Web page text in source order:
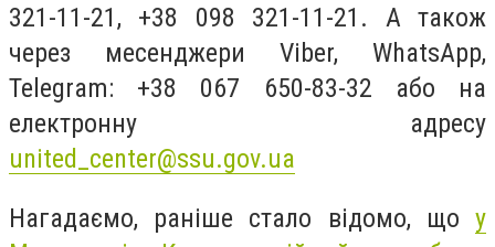
321-11-21, +38 098 321-11-21. А також
через месенджери Viber, WhatsApp,
Telegram: +38 067 650-83-32 або на
електронну адресу
united_center@ssu.gov.ua
Нагадаємо, раніше стало відомо, що у